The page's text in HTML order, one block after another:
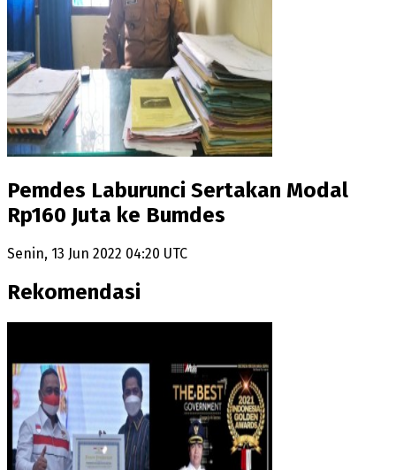
Pemdes Laburunci Sertakan Modal
Rp160 Juta ke Bumdes
Senin, 13 Jun 2022 04:20 UTC
Rekomendasi